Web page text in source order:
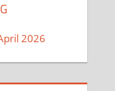
2026